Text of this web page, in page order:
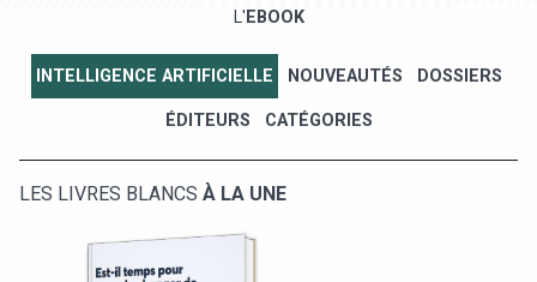
L' EBOOK
INTELLIGENCE ARTIFICIELLE NOUVEAUTÉS DOSSIERS
ÉDITEURS CATÉGORIES
LES LIVRES BLANCS À LA UNE